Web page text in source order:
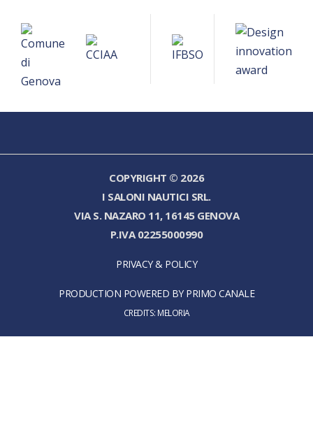
COPYRIGHT © 2026
I SALONI NAUTICI SRL.
VIA S. NAZARO 11, 16145 GENOVA
P.IVA 02255000990
PRIVACY & POLICY
PRODUCTION POWERED BY PRIMO CANALE
CREDITS: MELORIA